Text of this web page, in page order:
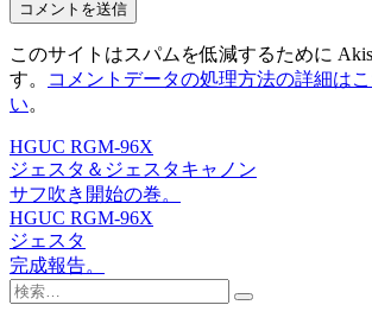
このサイトはスパムを低減するために
す。
コメントデータの処理方法の詳細は
い。
投
稿
ナ
ビ
ゲ
HGUC RGM-96X
ジェスタ＆ジェスタキャノン
サフ吹き開始の巻。
HGUC RGM-96X
ジェスタ
完成報告。
検